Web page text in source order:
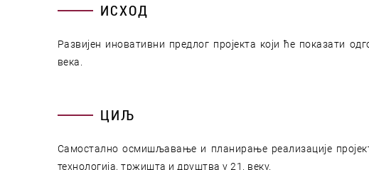
ИСХОД
Развијен иновативни предлог пројекта који ће показати
века.
ЦИЉ
Самостално осмишљавање и планирање реализације
технологија, тржишта и друштва у 21. веку.